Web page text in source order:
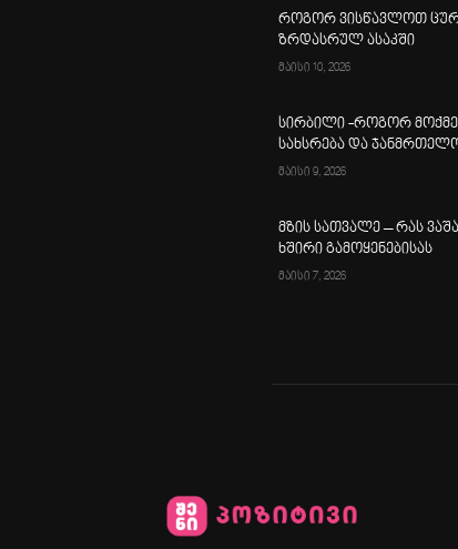
როგორ ვისწავლოთ
ზრდასრულ ასაკში
მაისი 10, 2026
სირბილი -როგორ
სახსრება და
მაისი 9, 2026
მზის სათვალე – რას
ხშირი გამოყენებისას
მაისი 7, 2026